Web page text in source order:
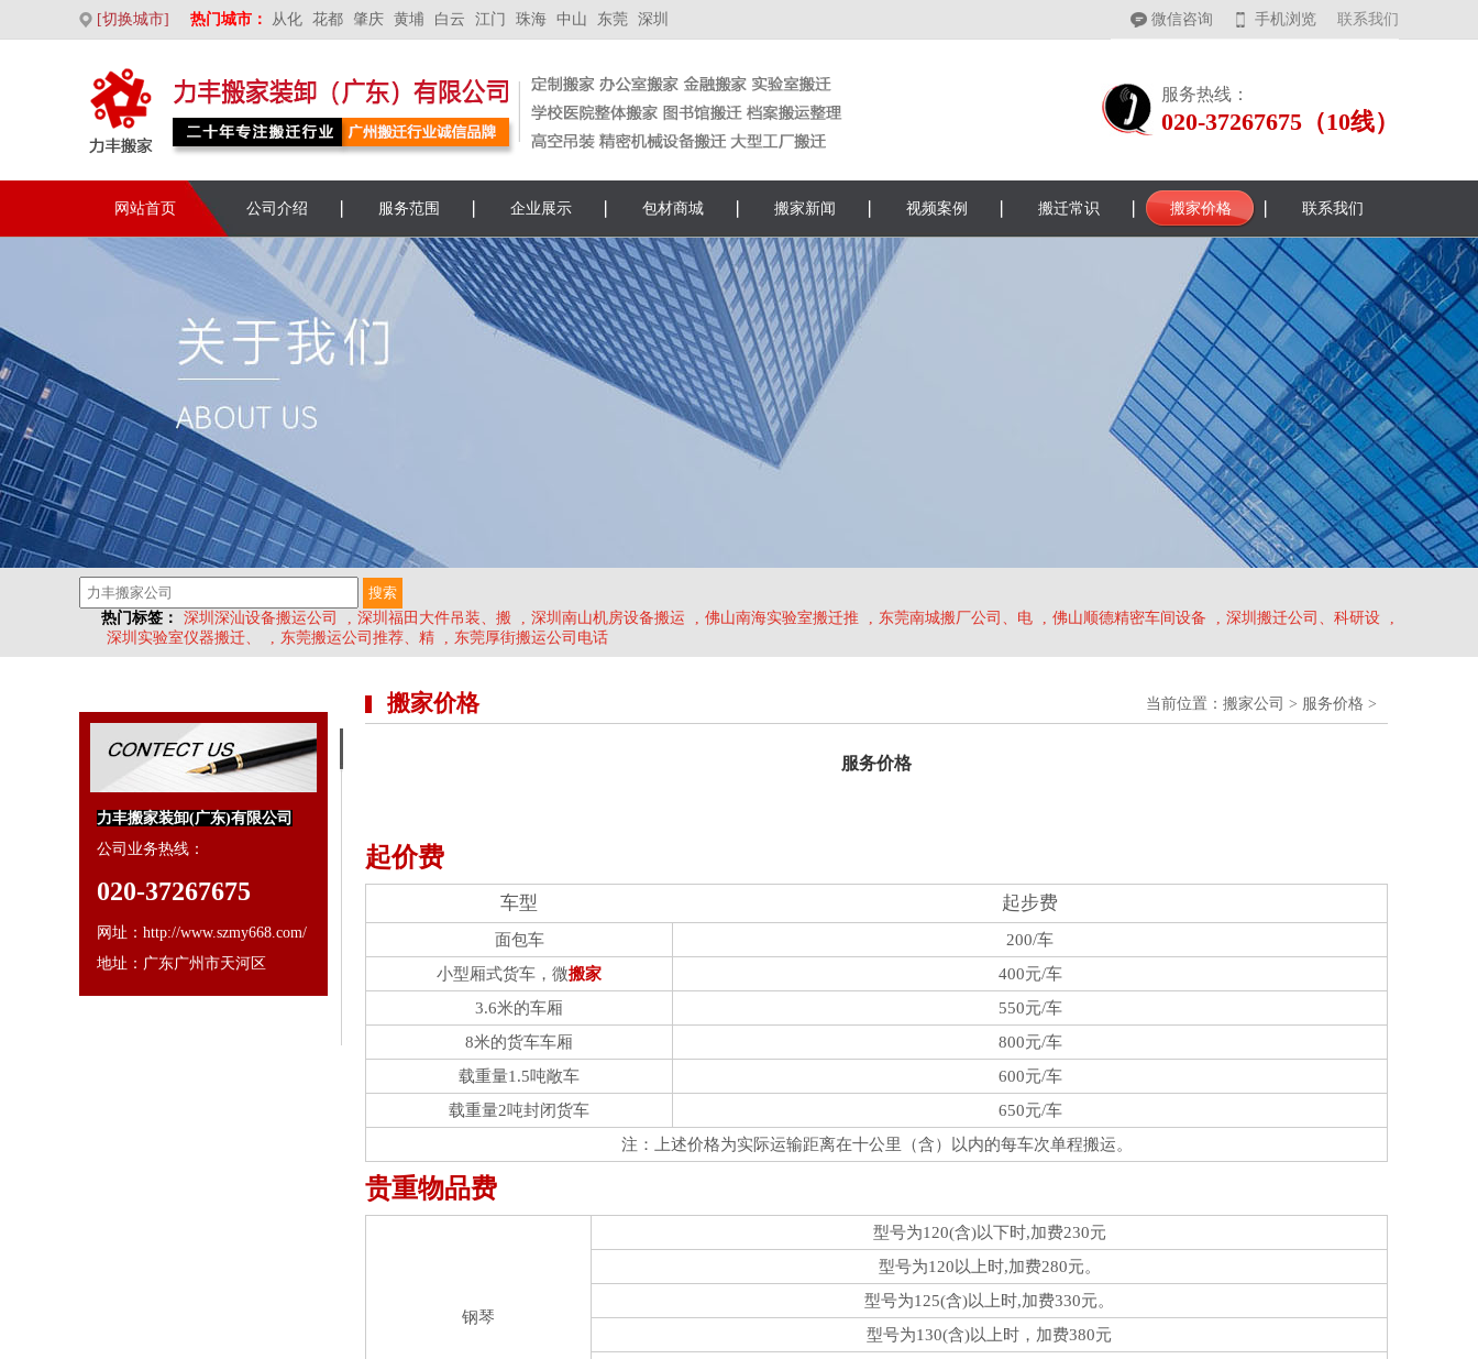
[切换城市] 热门城市： 从化 花都 肇庆 黄埔 白云 江门 珠海 中山 东莞 深圳 微信咨询 手机浏览 联系我们
服务热线：
020-37267675（10线）
网站首页 公司介绍 服务范围 企业展示 包材商城 搬家新闻 视频案例 搬迁常识 搬家价格 联系我们
热门标签： 深圳深汕设备搬运公司 , 深圳福田大件吊装、搬 , 深圳南山机房设备搬运 , 佛山南海实验室搬迁推 , 东莞南城搬厂公司、电 , 佛山顺德精密车间设备 , 深圳搬迁公司、科研设
,
深圳实验室仪器搬迁、
, 东莞搬运公司推荐、精 , 东莞厚街搬运公司电话
力丰搬家装卸(广东)有限公司
公司业务热线：
020-37267675
网址：http://www.szmy668.com/
地址：广东广州市天河区
搬家价格 当前位置： 搬家公司 > 服务价格 >
服务价格
起价费
车型 起步费
面包车
200/车
小型厢式货车，微搬家
400元/车
3.6米的车厢
550元/车
8米的货车车厢
800元/车
载重量1.5吨敞车
600元/车
载重量2吨封闭货车
650元/车
注：上述价格为实际运输距离在十公里（含）以内的每车次单程搬运。
贵重物品费
钢琴
型号为120(含)以下时,加费230元
型号为120以上时,加费280元。
型号为125(含)以上时,加费330元。
型号为130(含)以上时，加费380元